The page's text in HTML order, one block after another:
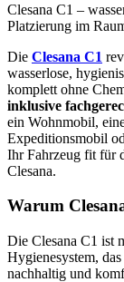
Clesana C1 –
Platzierung im
Die Clesana C1
wasserlose,
komplett ohne
inklusive
ein Wohnmobil,
Expeditionsmobil
Ihr Fahrzeug fit für
Clesana.
Warum
Die Clesana C1 ist
Hygienesystem,
nachhaltig und